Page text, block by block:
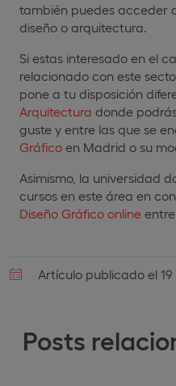
Posts
también puedes acceder
diseño o arquitectura.
Si estas interesado en el
relacionado con este
pone a tu disposición
Arquitectura donde
guste y entre las que se
Gráfico en Madrid o su
Asimismo, la universidad
cursos en este área en
Diseño Gráfico online entre
Artículo publicado el